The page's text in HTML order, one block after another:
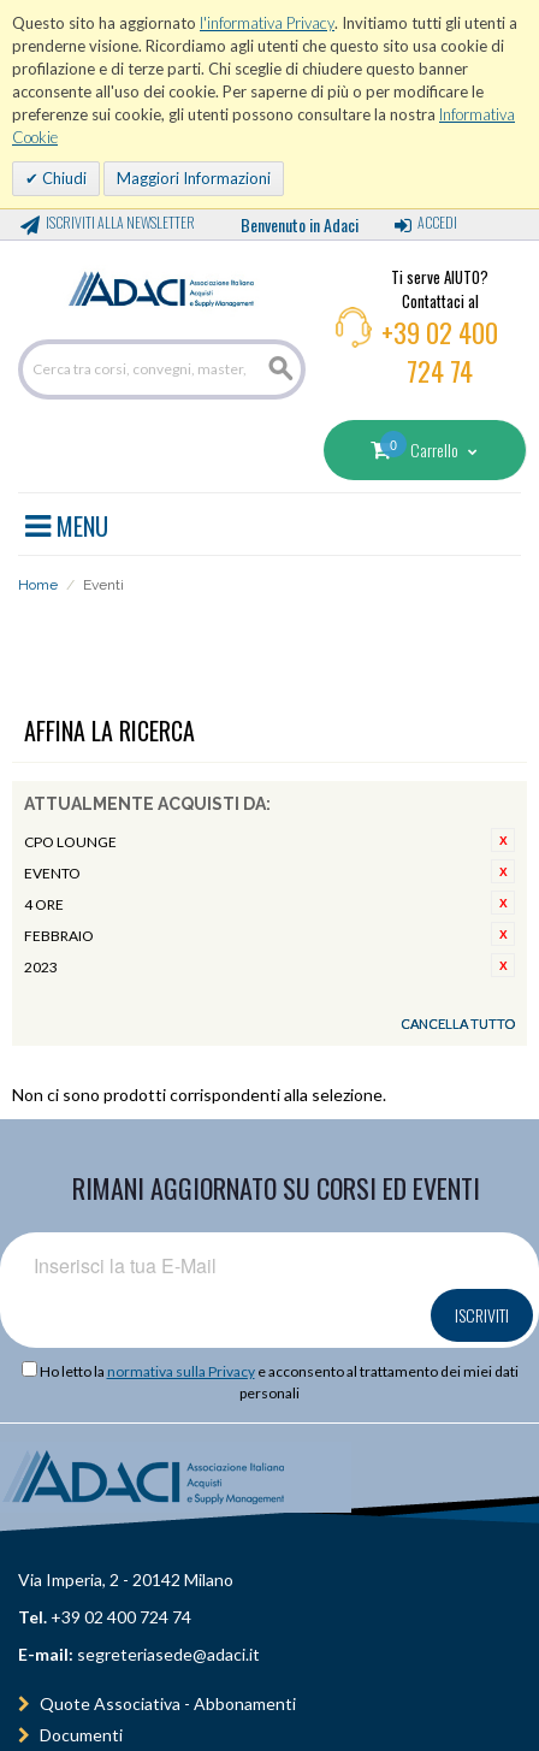
Questo sito ha aggiornato l'informativa Privacy. Invitiamo tutti gli utenti a
prenderne visione. Ricordiamo agli utenti che questo sito usa cookie di
profilazione e di terze parti. Chi sceglie di chiudere questo banner
acconsente all'uso dei cookie. Per saperne di più o per modificare le
preferenze sui cookie, gli utenti possono consultare la nostra Informativa
Cookie
Chiudi Maggiori Informazioni
ISCRIVITI ALLA NEWSLETTER Benvenuto in Adaci ACCEDI
Ti serve AIUTO?
Contattaci al
+39 02 400
724 74
0 Carrello
MENU
Home / Eventi
AFFINA LA RICERCA
ATTUALMENTE ACQUISTI DA:
CPO LOUNGE
EVENTO
4 ORE
FEBBRAIO
2023
CANCELLA TUTTO
Non ci sono prodotti corrispondenti alla selezione.
RIMANI AGGIORNATO SU CORSI ED EVENTI
ISCRIVITI
Ho letto la normativa sulla Privacye acconsento al trattamento dei miei dati
personali
Via Imperia, 2 - 20142 Milano
Tel. +39 02 400 724 74
E-mail: segreteriasede@adaci.it
Quote Associativa - Abbonamenti
Documenti